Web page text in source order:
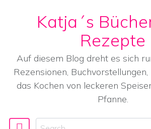
Skip to content
Katja´s
Rezepte
Auf diesem Blog dreht es sich
Rezensionen,
das Kochen von leckeren
Pfanne.
Search